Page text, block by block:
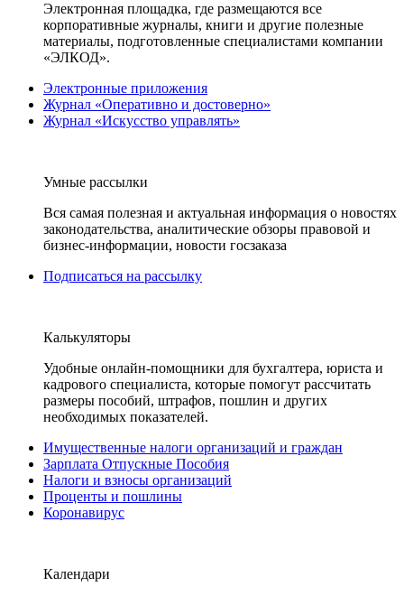
Электронная площадка, где размещаются все
корпоративные журналы, книги и другие полезные
материалы, подготовленные специалистами компании
«ЭЛКОД».
Электронные приложения
Журнал «Оперативно и достоверно»
Журнал «Искусство управлять»
Умные рассылки
Вся самая полезная и актуальная информация о новостях
законодательства, аналитические обзоры правовой и
бизнес-информации, новости госзаказа
Подписаться на рассылку
Калькуляторы
Удобные онлайн-помощники для бухгалтера, юриста и
кадрового специалиста, которые помогут рассчитать
размеры пособий, штрафов, пошлин и других
необходимых показателей.
Имущественные налоги организаций и граждан
Зарплата Отпускные Пособия
Налоги и взносы организаций
Проценты и пошлины
Коронавирус
Календари